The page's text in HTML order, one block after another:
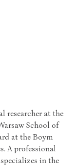
researcher at the
School of
at the Boym
A professional
in the